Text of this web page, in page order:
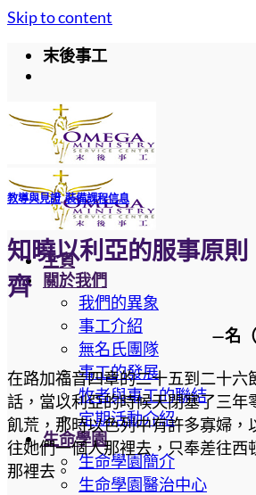
Skip to content
末後事工
主頁
關於我們
我們的異象
事工介紹
無名氏團隊
事工的發展
牧者與事工的聯結
定期活動介紹
生命學園
生命學園簡介
生命學園醫治中心
教導與見證,裝備課程信息
知曉以利亞的服事原
齊
—名（
在路加福音四章的二十五到二十六
話，當以利亞的時候天閉塞了三年
飢荒，那時以色列中有許多寡婦，
往她們一個人那裡去，只奉差往西
那裡去。